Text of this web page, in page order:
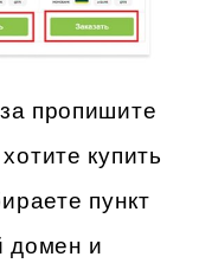
пропишите
купить
пункт
домен и